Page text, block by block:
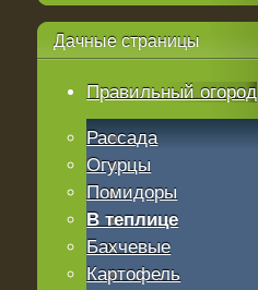
Дачные страницы
Правильный огород
Рассада
Огурцы
Помидоры
В теплице
Бахчевые
Картофель